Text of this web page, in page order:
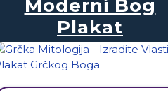
Moderni Bog
Plakat